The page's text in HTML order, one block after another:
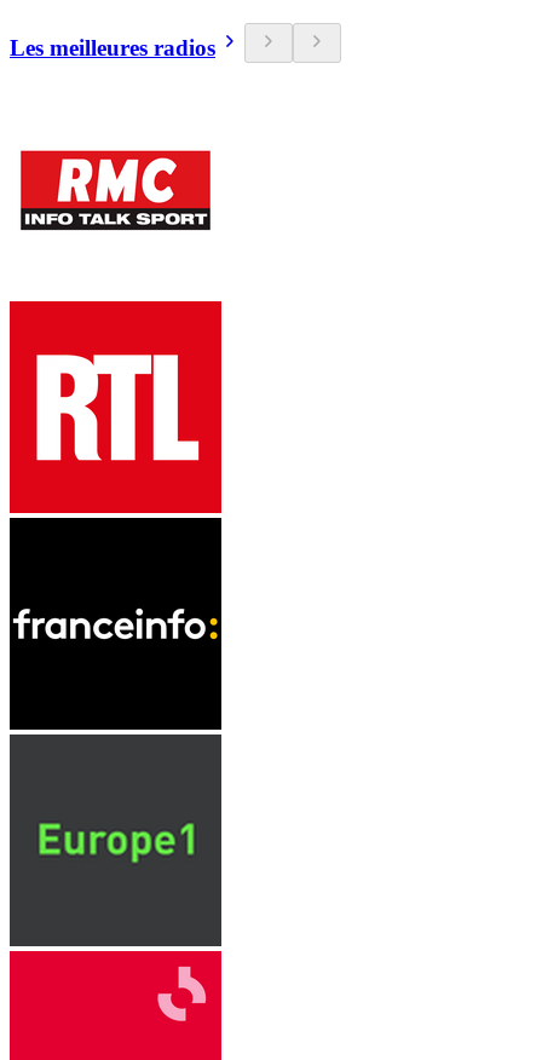
Les meilleures radios